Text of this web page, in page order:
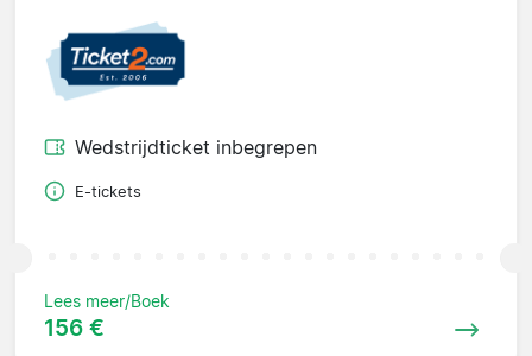
Wedstrijdticket inbegrepen
E-tickets
Lees meer/Boek
156 €